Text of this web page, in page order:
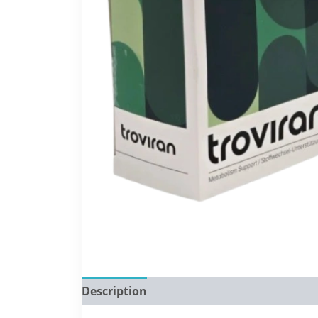
Description